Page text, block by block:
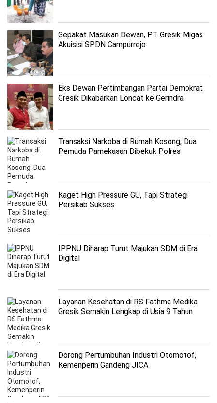
Sepakat Masukan Dewan, PT Gresik Migas
Akuisisi SPDN Campurrejo
Eks Dewan Pertimbangan Partai Demokrat
Gresik Dikabarkan Loncat ke Gerindra
Transaksi Narkoba di Rumah Kosong, Dua
Pemuda Pamekasan Dibekuk Polres
Kaget High Pressure GU, Tapi Strategi
Persikab Sukses
IPPNU Diharap Turut Majukan SDM di Era
Digital
Layanan Kesehatan di RS Fathma Medika
Gresik Semakin Lengkap di Usia 9 Tahun
Dorong Pertumbuhan Industri Otomotof,
Kemenperin Gandeng JICA